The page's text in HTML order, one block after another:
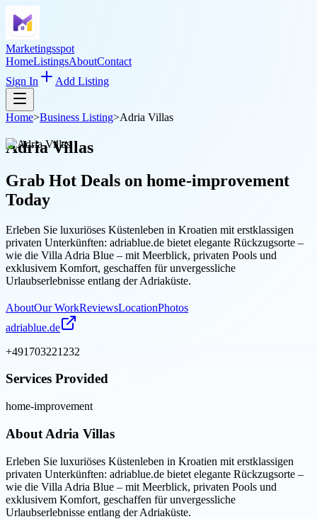
Marketingsspot
HomeListingsAboutContact
Sign In
Add Listing
Home>Business Listing>Adria Villas
Adria Villas
Grab Hot Deals on home-improvement
Today
Erleben Sie luxuriöses Küstenleben in Kroatien mit erstklassigen
privaten Unterkünften: adriablue.de bietet elegante Rückzugsorte –
wie die Villa Adria Blue – mit Meerblick, privaten Pools und
exklusivem Komfort, geschaffen für unvergessliche
Urlaubserlebnisse entlang der Adriaküste.
AboutOur WorkReviewsLocationPhotos
adriablue.de
+491703221232
Services Provided
home-improvement
About Adria Villas
Erleben Sie luxuriöses Küstenleben in Kroatien mit erstklassigen
privaten Unterkünften: adriablue.de bietet elegante Rückzugsorte –
wie die Villa Adria Blue – mit Meerblick, privaten Pools und
exklusivem Komfort, geschaffen für unvergessliche
Urlaubserlebnisse entlang der Adriaküste.